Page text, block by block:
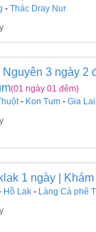
- Thác Dray Nur
3 ngày 2
(01 ngày 01 đêm)
- Kon Tum - Gia Lai
1 ngày |
Hồ Lak - Làng Cà phê